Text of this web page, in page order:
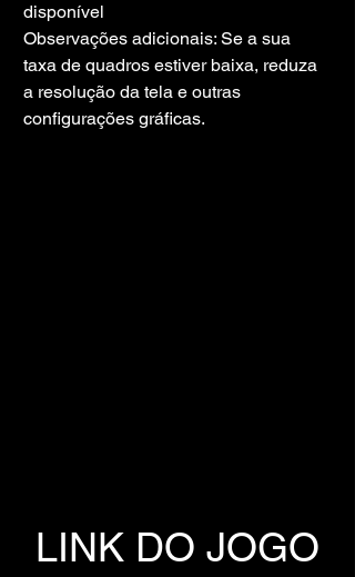
disponível
Observações adicionais: Se a sua
taxa de quadros estiver baixa, reduza
a resolução da tela e outras
configurações gráficas.
LINK DO JOGO